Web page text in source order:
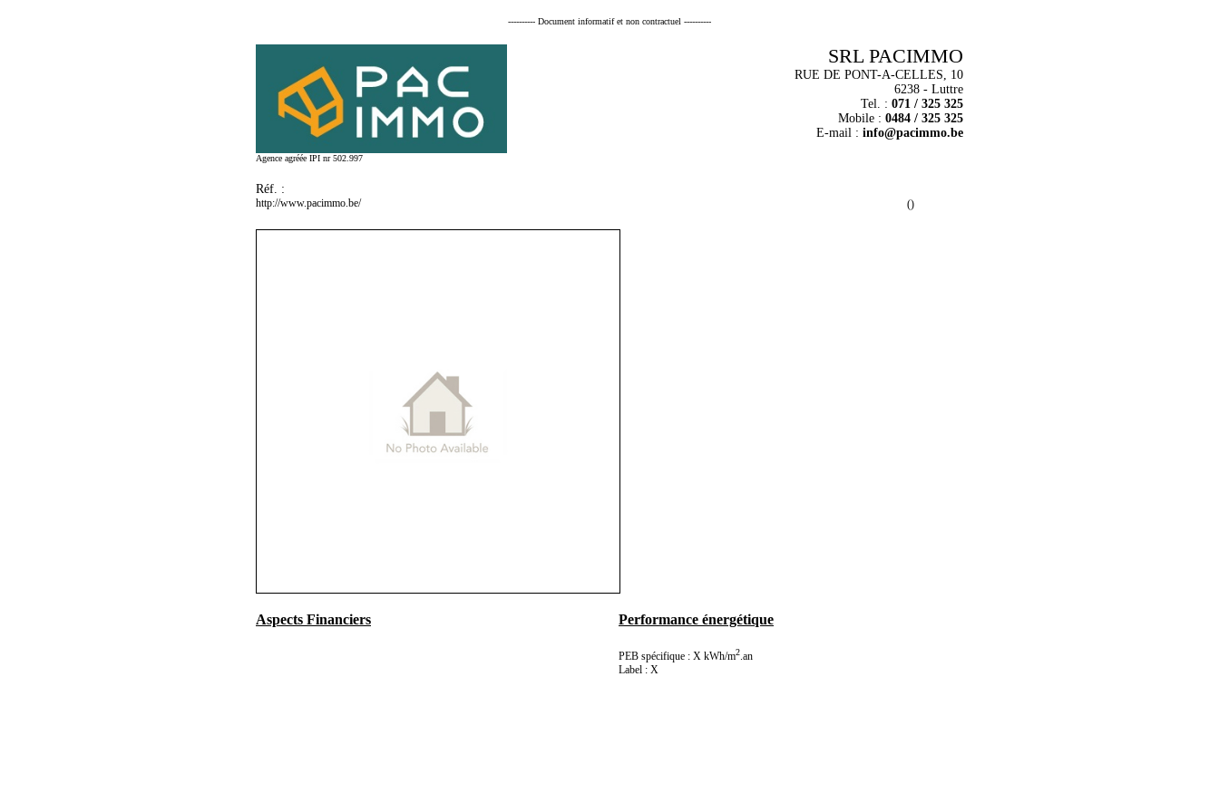
---------- Document informatif et non contractuel ----------
Agence agréée IPI nr 502.997
SRL PACIMMO
RUE DE PONT-A-CELLES, 10
6238 - Luttre
Tel. : 071 / 325 325
Mobile : 0484 / 325 325
E-mail : info@pacimmo.be
Réf. :
http://www.pacimmo.be/ ()
Aspects Financiers Performance énergétique
PEB spécifique : X kWh/m2.an
Label : X